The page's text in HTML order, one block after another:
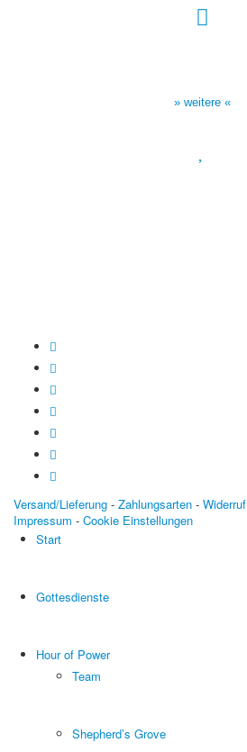
» weitere «
Versand/Lieferung - Zahlungsarten - Widerruf
Impressum - Cookie Einstellungen
Start
Gottesdienste
Hour of Power
Team
Shepherd’s Grove